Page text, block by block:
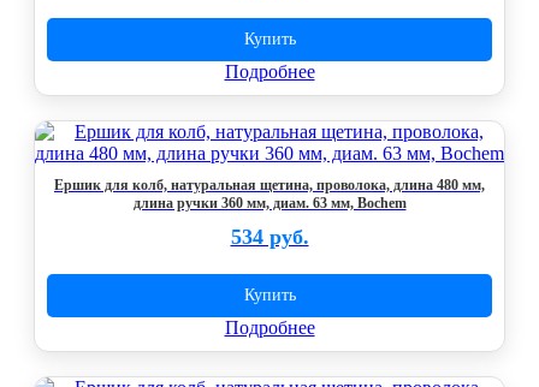
Купить
Подробнее
Ершик для колб, натуральная щетина, проволока, длина 480 мм,
длина ручки 360 мм, диам. 63 мм, Bochem
534 руб.
Купить
Подробнее